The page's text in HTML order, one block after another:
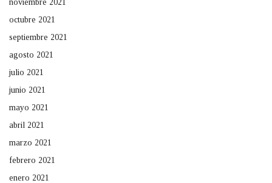
noviembre 2021
octubre 2021
septiembre 2021
agosto 2021
julio 2021
junio 2021
mayo 2021
abril 2021
marzo 2021
febrero 2021
enero 2021